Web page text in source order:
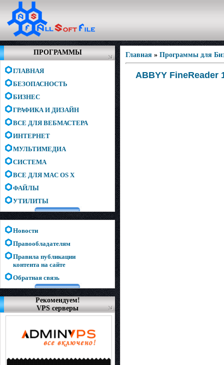
ПРОГРАММЫ
ГЛАВНАЯ
БЕЗОПАСНОСТЬ
БИЗНЕС
ГРАФИКА И ДИЗАЙН
ВСЕ ДЛЯ ВЕБМАСТЕРА
ИНТЕРНЕТ
МУЛЬТИМЕДИА
СИСТЕМА
ВСЕ ДЛЯ MAC OS X
ФАЙЛЫ
УТИЛИТЫ
Новости
Правообладателям
Правила публикации
контента на сайте
Обратная связь
Рекомендуем!
VPS серверы
Главная » Программы для
ABBYY FineReader